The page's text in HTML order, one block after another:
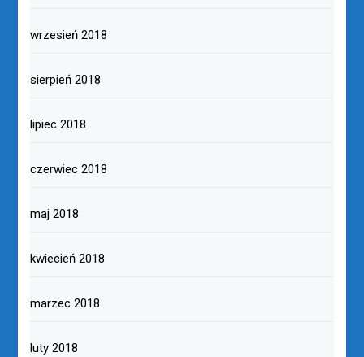
wrzesień 2018
sierpień 2018
lipiec 2018
czerwiec 2018
maj 2018
kwiecień 2018
marzec 2018
luty 2018